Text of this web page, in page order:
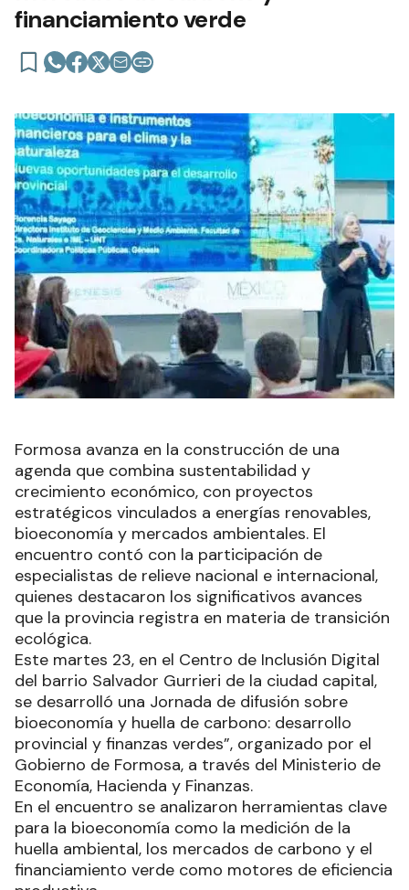
financiamiento verde
Formosa avanza en la construcción de una
agenda que combina sustentabilidad y
crecimiento económico, con proyectos
estratégicos vinculados a energías renovables,
bioeconomía y mercados ambientales. El
encuentro contó con la participación de
especialistas de relieve nacional e internacional,
quienes destacaron los significativos avances
que la provincia registra en materia de transición
ecológica.
Este martes 23, en el Centro de Inclusión Digital
del barrio Salvador Gurrieri de la ciudad capital,
se desarrolló una Jornada de difusión sobre
bioeconomía y huella de carbono: desarrollo
provincial y finanzas verdes”, organizado por el
Gobierno de Formosa, a través del Ministerio de
Economía, Hacienda y Finanzas.
En el encuentro se analizaron herramientas clave
para la bioeconomía como la medición de la
huella ambiental, los mercados de carbono y el
financiamiento verde como motores de eficiencia